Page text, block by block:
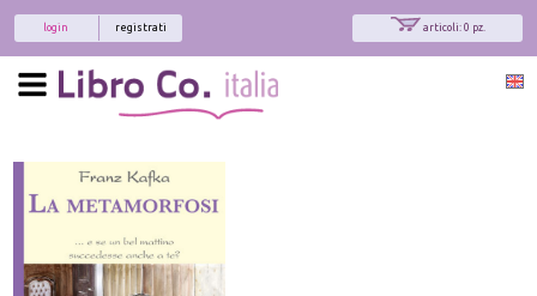
articoli: 0 pz.
registrati
login